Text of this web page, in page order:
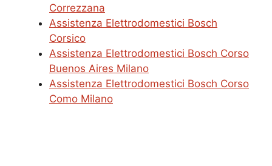
Correzzana
Assistenza Elettrodomestici Bosch
Corsico
Assistenza Elettrodomestici Bosch Corso
Buenos Aires Milano
Assistenza Elettrodomestici Bosch Corso
Como Milano